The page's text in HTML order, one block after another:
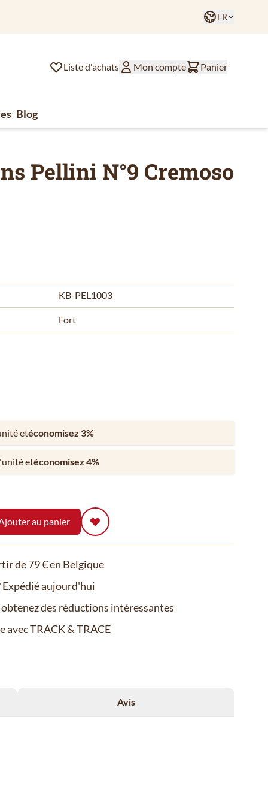
Commandé avant 12h? Expédié
Langue
FR
Liste d'achats Mon compte Panier
de café
for Divers
Blog
Pellini N°9 Cremoso
KB-PEL1003
Fort
etéconomisez 3%
etéconomisez 4%
au panier
de 79 € en Belgique
Expédié aujourd'hui
des réductions intéressantes
avec TRACK & TRACE
Avis